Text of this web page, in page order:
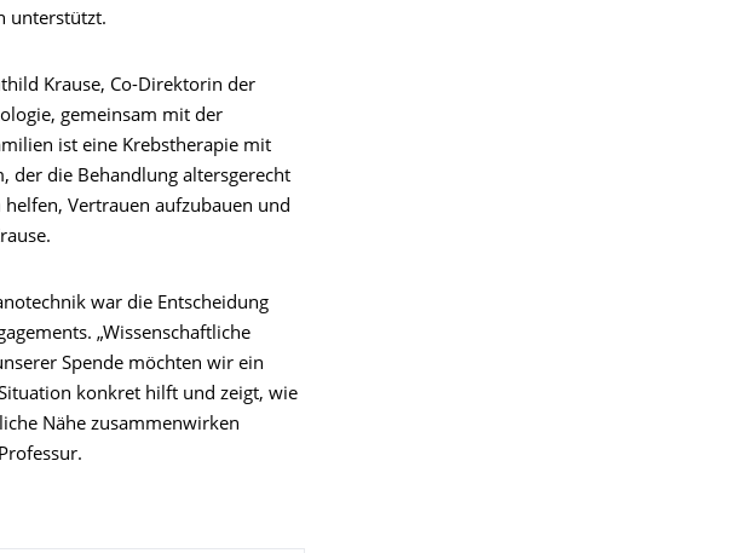
unterstützt.
Krause, Co-Direktorin der
gemeinsam mit der
ist eine Krebstherapie mit
der die Behandlung altersgerecht
Vertrauen aufzubauen und
war die Entscheidung
„Wissenschaftliche
Spende möchten wir ein
konkret hilft und zeigt, wie
Nähe zusammenwirken